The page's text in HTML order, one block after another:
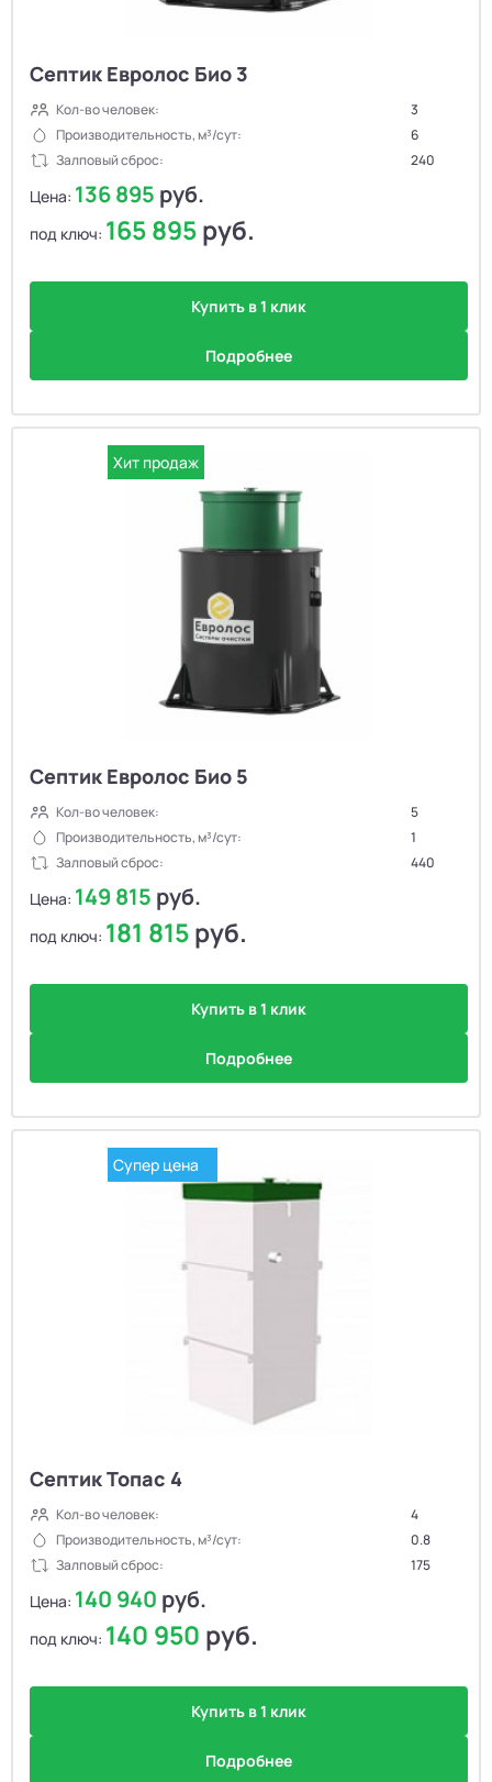
Септик Евролос Био 3
Кол-во человек:
3
Производительность, м³/сут:
6
Залповый сброс:
240
Цена: 136 895 руб.
под ключ: 165 895руб.
Купить в 1 клик
Подробнее
Хит продаж
Септик Евролос Био 5
Кол-во человек:
5
Производительность, м³/сут:
1
Залповый сброс:
440
Цена: 149 815 руб.
под ключ: 181 815руб.
Купить в 1 клик
Подробнее
Супер цена
Септик Топас 4
Кол-во человек:
4
Производительность, м³/сут:
0.8
Залповый сброс:
175
Цена: 140 940 руб.
под ключ: 140 950 руб.
Купить в 1 клик
Подробнее